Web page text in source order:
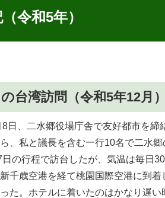
令和5年）
台湾訪問（令和5年12月）
日、二水郷役場庁舎で友好都市を
、私と議長を含む一行10名で二水
の行程で訪台したが、気温は毎日
千歳空港を経て桃園国際空港に到
た。ホテルに着いたのはかなり遅い